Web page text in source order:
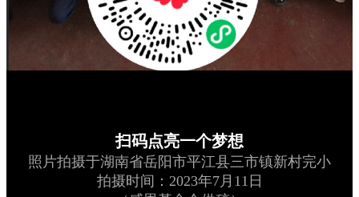
扫码点亮一个梦想
照片拍摄于湖南省岳阳市平江县三市镇新村完小
拍摄时间：2023年7月11日